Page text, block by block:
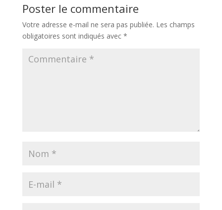
Poster le commentaire
Votre adresse e-mail ne sera pas publiée. Les champs
obligatoires sont indiqués avec *